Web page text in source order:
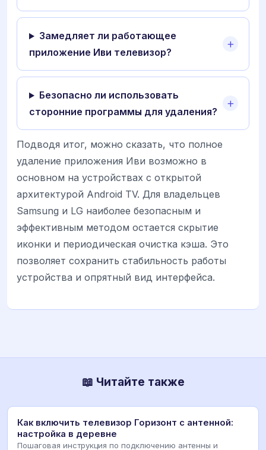
Замедляет ли работающее
приложение Иви телевизор?
Безопасно ли использовать
сторонние программы для удаления?
Подводя итог, можно сказать, что полное
удаление приложения Иви возможно в
основном на устройствах с открытой
архитектурой Android TV. Для владельцев
Samsung и LG наиболее безопасным и
эффективным методом остается скрытие
иконки и периодическая очистка кэша. Это
позволяет сохранить стабильность работы
устройства и опрятный вид интерфейса.
📖 Читайте также
Как включить телевизор Горизонт с антенной:
настройка в деревне
Пошаговая инструкция по подключению антенны и